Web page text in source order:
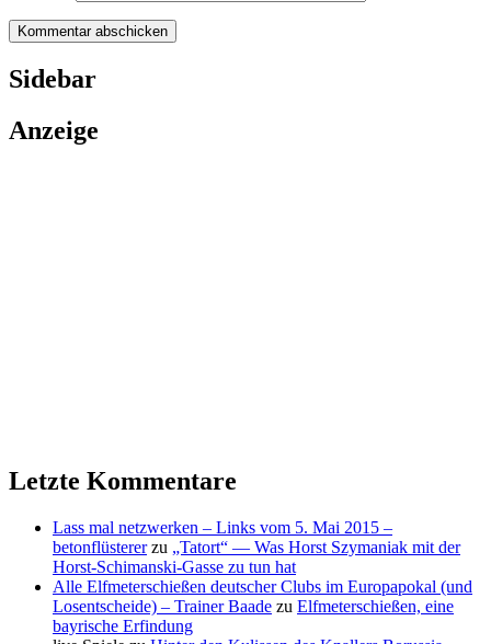
Sidebar
Anzeige
Letzte Kommentare
Lass mal netzwerken – Links vom 5. Mai 2015 –
betonflüstererzu „Tatort“ — Was Horst Szymaniak mit der
Horst-Schimanski-Gasse zu tun hat
Alle Elfmeterschießen deutscher Clubs im Europapokal (und
Losentscheide) – Trainer Baade zu Elfmeterschießen, eine
bayrische Erfindung